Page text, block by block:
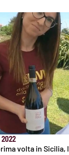
volta in Sicilia,